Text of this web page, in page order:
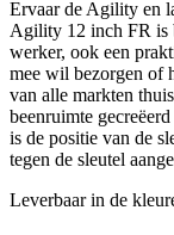
Ervaar de Agility en
Agility 12 inch FR is
werker, ook een
mee wil bezorgen of
van alle markten
beenruimte
is de positie van de
tegen de sleutel
Leverbaar in de